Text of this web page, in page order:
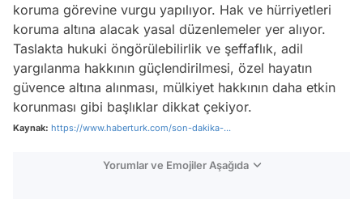
koruma görevine vurgu yapılıyor. Hak ve hürriyetleri
koruma altına alacak yasal düzenlemeler yer alıyor.
Taslakta hukuki öngörülebilirlik ve şeffaflık, adil
yargılanma hakkının güçlendirilmesi, özel hayatın
güvence altına alınması, mülkiyet hakkının daha etkin
korunması gibi başlıklar dikkat çekiyor.
Kaynak: https://www.haberturk.com/son-dakika-...
Yorumlar ve Emojiler Aşağıda